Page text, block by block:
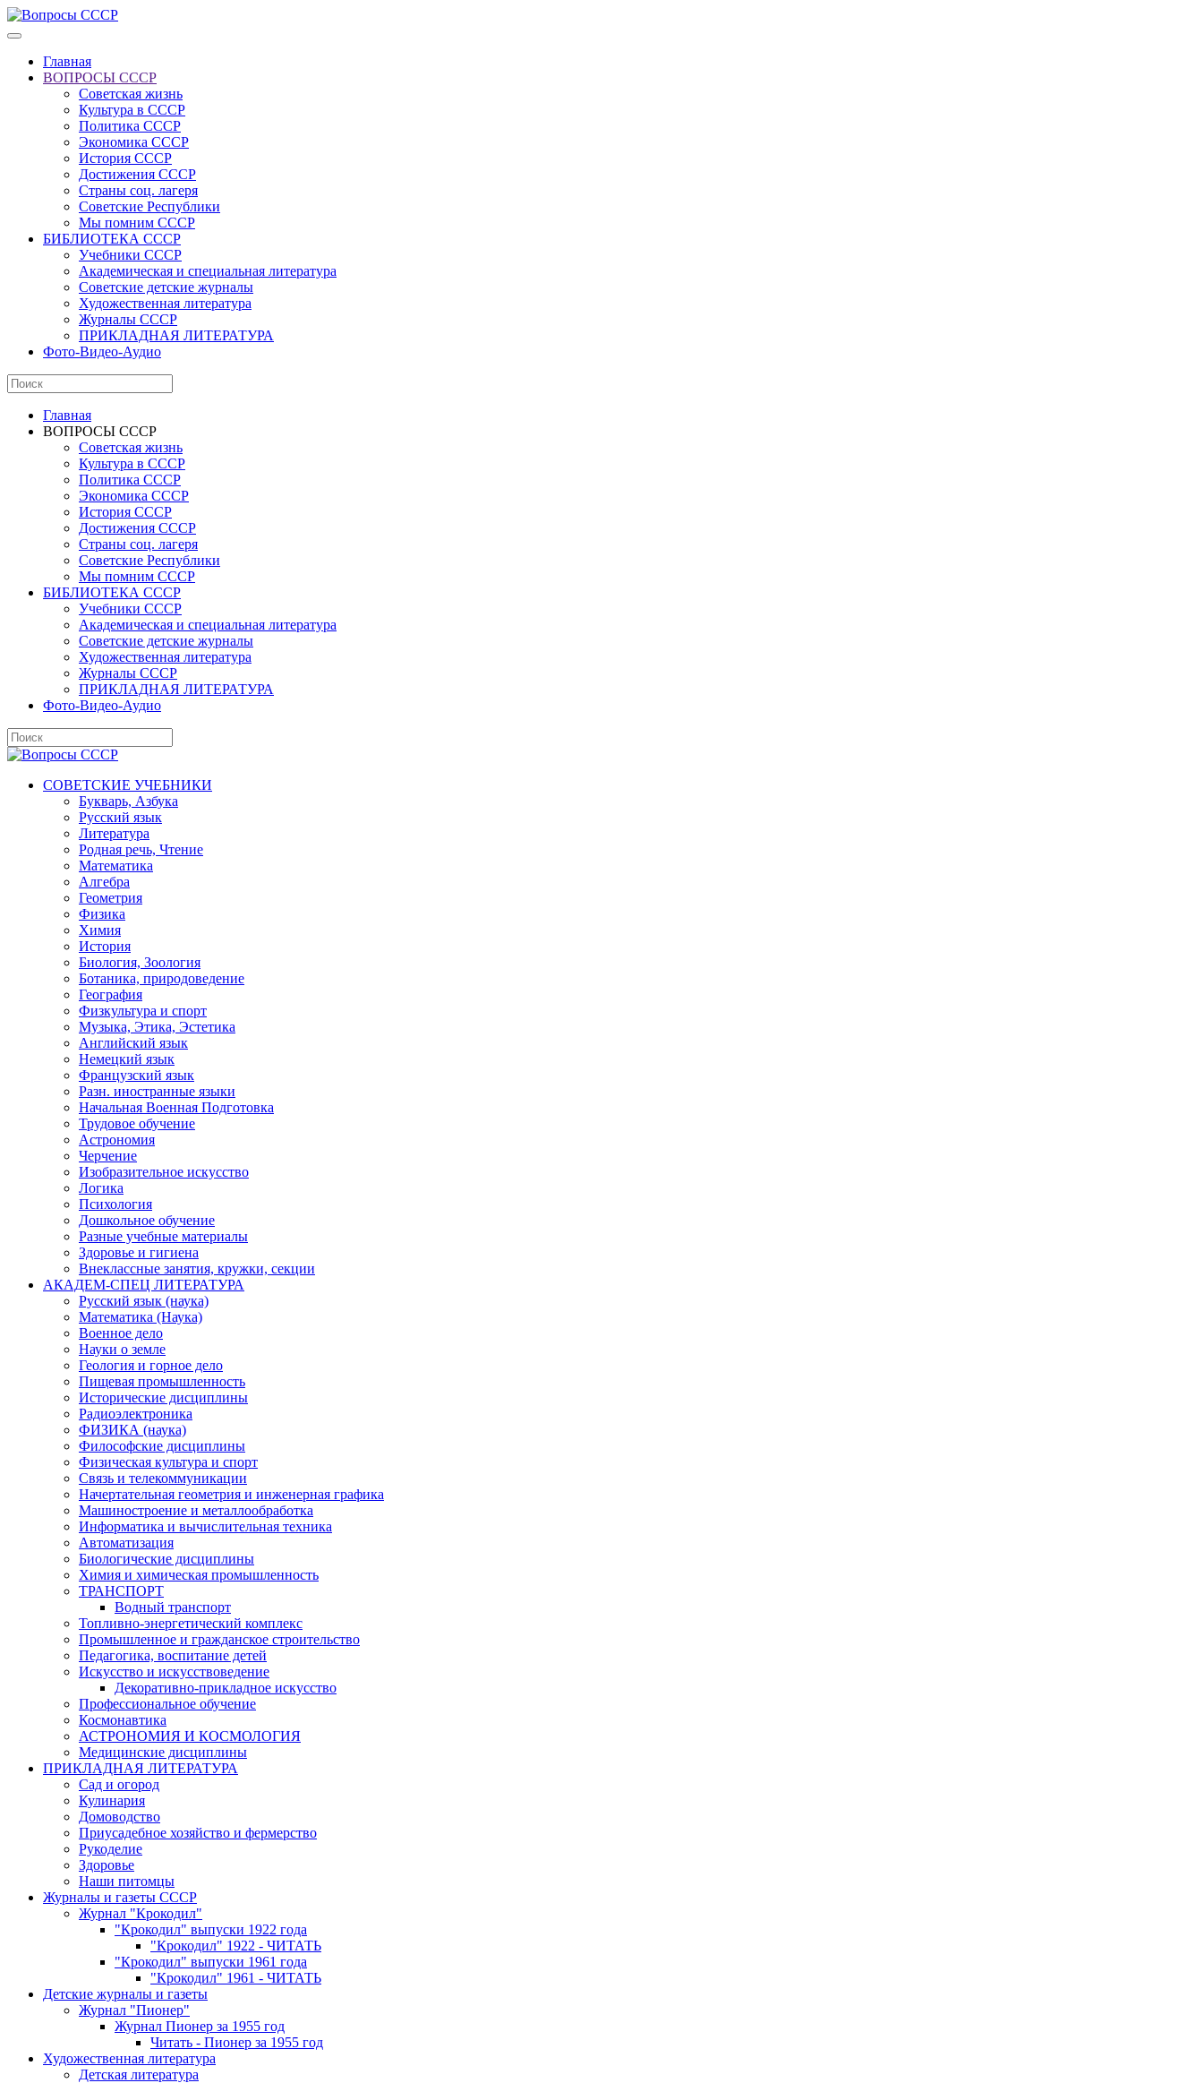
Главная
ВОПРОСЫ СССР
Советская жизнь
Культура в СССР
Политика СССР
Экономика СССР
История СССР
Достижения СССР
Страны соц. лагеря
Советские Республики
Мы помним СССР
БИБЛИОТЕКА СССР
Учебники СССР
Академическая и специальная литература
Советские детские журналы
Художественная литература
Журналы СССР
ПРИКЛАДНАЯ ЛИТЕРАТУРА
Фото-Видео-Аудио
Главная
ВОПРОСЫ СССР
Советская жизнь
Культура в СССР
Политика СССР
Экономика СССР
История СССР
Достижения СССР
Страны соц. лагеря
Советские Республики
Мы помним СССР
БИБЛИОТЕКА СССР
Учебники СССР
Академическая и специальная литература
Советские детские журналы
Художественная литература
Журналы СССР
ПРИКЛАДНАЯ ЛИТЕРАТУРА
Фото-Видео-Аудио
СОВЕТСКИЕ УЧЕБНИКИ
Букварь, Азбука
Русский язык
Литература
Родная речь, Чтение
Математика
Алгебра
Геометрия
Физика
Химия
История
Биология, Зоология
Ботаника, природоведение
География
Физкультура и спорт
Музыка, Этика, Эстетика
Английский язык
Немецкий язык
Французский язык
Разн. иностранные языки
Начальная Военная Подготовка
Трудовое обучение
Астрономия
Черчение
Изобразительное искусство
Логика
Психология
Дошкольное обучение
Разные учебные материалы
Здоровье и гигиена
Внеклассные занятия, кружки, секции
АКАДЕМ-СПЕЦ ЛИТЕРАТУРА
Русский язык (наука)
Математика (Наука)
Военное дело
Науки о земле
Геология и горное дело
Пищевая промышленность
Исторические дисциплины
Радиоэлектроника
ФИЗИКА (наука)
Философские дисциплины
Физическая культура и спорт
Связь и телекоммуникации
Начертательная геометрия и инженерная графика
Машиностроение и металлообработка
Информатика и вычислительная техника
Автоматизация
Биологические дисциплины
Химия и химическая промышленность
ТРАНСПОРТ
Водный транспорт
Топливно-энергетический комплекс
Промышленное и гражданское строительство
Педагогика, воспитание детей
Искусство и искусствоведение
Декоративно-прикладное искусство
Профессиональное обучение
Космонавтика
АСТРОНОМИЯ И КОСМОЛОГИЯ
Медицинские дисциплины
ПРИКЛАДНАЯ ЛИТЕРАТУРА
Сад и огород
Кулинария
Домоводство
Приусадебное хозяйство и фермерство
Рукоделие
Здоровье
Наши питомцы
Журналы и газеты СССР
Журнал "Крокодил"
"Крокодил" выпуски 1922 года
"Крокодил" 1922 - ЧИТАТЬ
"Крокодил" выпуски 1961 года
"Крокодил" 1961 - ЧИТАТЬ
Детские журналы и газеты
Журнал "Пионер"
Журнал Пионер за 1955 год
Читать - Пионер за 1955 год
Художественная литература
Детская литература